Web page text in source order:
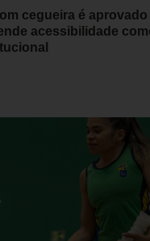
cegueira é
acessibilidade